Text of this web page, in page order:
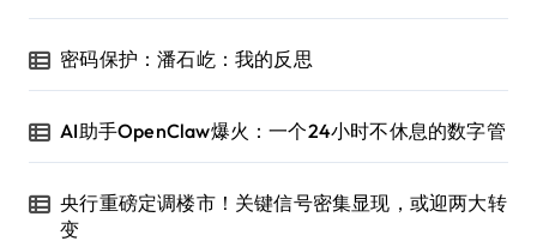
密码保护：潘石屹：我的反思
AI助手OpenClaw爆火：一个24小时不休息的数字管
央行重磅定调楼市！关键信号密集显现，或迎两大转
变